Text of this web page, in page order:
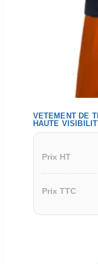
VETEMENT DE
HAUTE
Prix HT
Prix TTC